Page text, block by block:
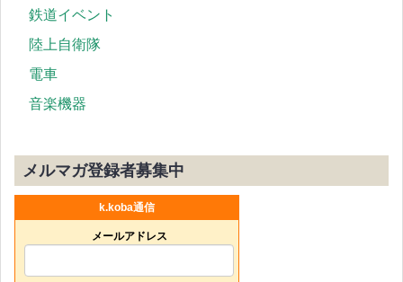
鉄道イベント
陸上自衛隊
電車
音楽機器
メルマガ登録者募集中
k.koba通信
メールアドレス